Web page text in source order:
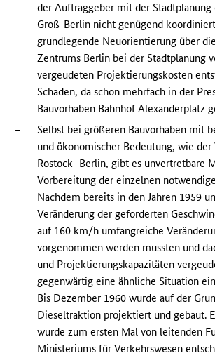
der Auftraggeber mit der Stadtplanung
Groß-Berlin nicht genügend
grundlegende Neuorientierung über
Zentrums Berlin bei der Stadtplanung
vergeudeten Projektierungskosten
Schaden, da schon mehrfach in der
Bauvorhaben Bahnhof Alexanderplatz
–
Selbst bei größeren Bauvorhaben mit
und ökonomischer Bedeutung, wie der
Rostock–Berlin, gibt es unvertretbare
Vorbereitung der einzelnen
Nachdem bereits in den Jahren 1959
Veränderung der geforderten
auf 160 km/h umfangreiche
vorgenommen werden mussten und
und Projektierungskapazitäten
gegenwärtig eine ähnliche Situation
Bis Dezember 1960 wurde auf der
Dieseltraktion projektiert und gebaut.
wurde zum ersten Mal von leitenden
Ministeriums für Verkehrswesen